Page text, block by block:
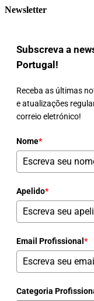
Newsletter
Subscreva a
Portugal!
Receba as últimas
e atualizações
correio eletrónico!
Nome*
Apelido*
Email Profissional *
Categoria